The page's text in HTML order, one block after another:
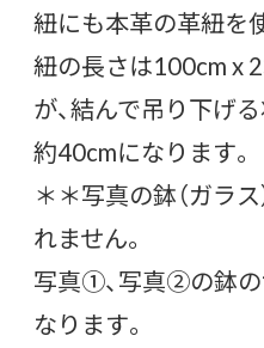
紐にも本革の革紐を
紐の長さは100cm x
が、結んで吊り下げ
約40cmになります。
＊＊写真の鉢（ガラ
れません。
写真①、写真②の鉢
なります。